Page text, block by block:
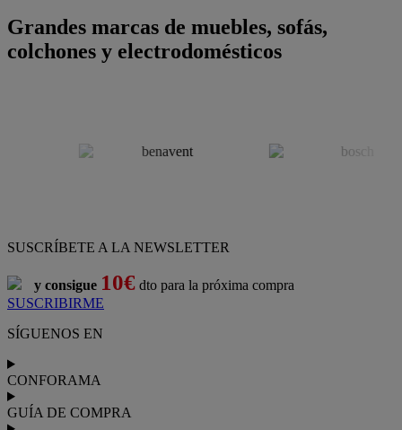
Grandes marcas de muebles, sofás,
colchones y electrodomésticos
SUSCRÍBETE A LA NEWSLETTER
y consigue 10€ dto para la próxima compra
SUSCRIBIRME
SÍGUENOS EN
CONFORAMA
GUÍA DE COMPRA